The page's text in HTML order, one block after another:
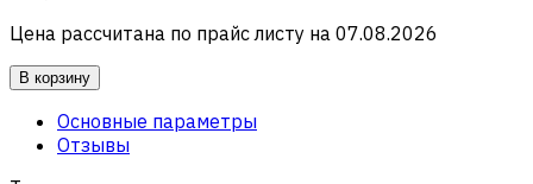
Цена рассчитана по прайс листу на 07.08.2026
В корзину
Основные параметры
Отзывы